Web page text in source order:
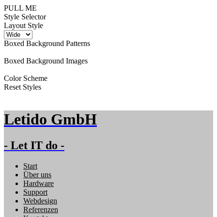
PULL ME
Style Selector
Layout Style
Boxed Background Patterns
Boxed Background Images
Color Scheme
Reset Styles
Letido GmbH
- Let IT do -
Start
Über uns
Hardware
Support
Webdesign
Referenzen